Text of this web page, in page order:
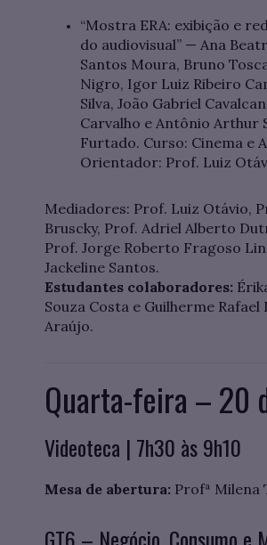
“Mostra ERA: exibição e
do audiovisual” — Ana
Santos Moura, Bruno
Nigro, Igor Luiz Ribeiro
Silva, João Gabriel
Carvalho e Antônio Arthur
Furtado. Curso: Cinema e
Orientador: Prof. Luiz
Mediadores: Prof. Luiz Otávio,
Bruscky, Prof. Adriel Alberto
Prof. Jorge Roberto Fragoso
Jackeline Santos.
Estudantes colaboradores:
Souza Costa e Guilherme Rafael
Araújo.
Quarta-feira – 20
Videoteca | 7h30 às 9h10
Mesa de abertura: Profª Milena
GT6 – Negócio, Consumo e